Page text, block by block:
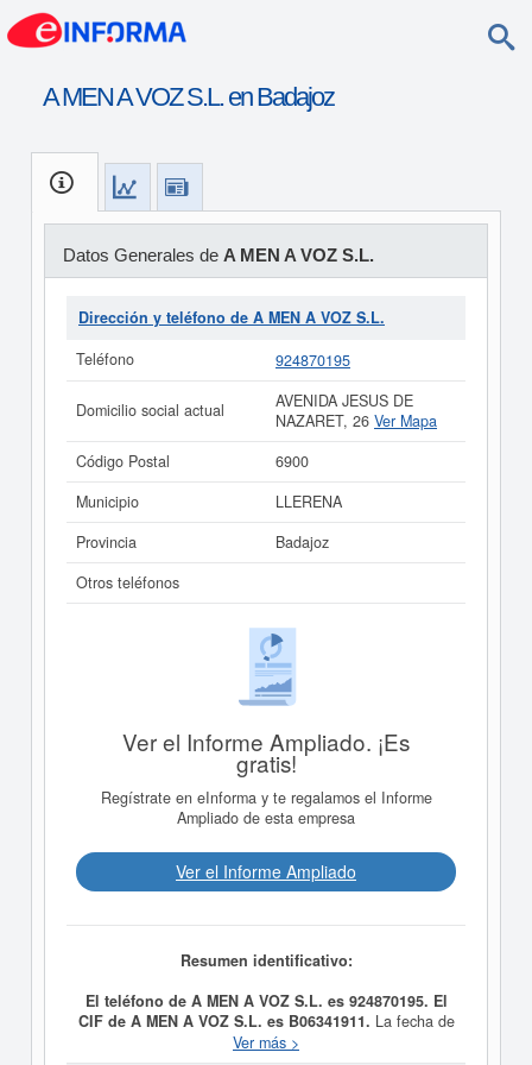
A MEN A VOZ S.L. en Badajoz
Datos Generales de A MEN A VOZ S.L.
Dirección y teléfono de A MEN A VOZ S.L.
Teléfono
924870195
Domicilio social actual
AVENIDA JESUS DE
NAZARET, 26 Ver Mapa
Código Postal
6900
Municipio
LLERENA
Provincia
Badajoz
Otros teléfonos
Ver el Informe Ampliado. ¡Es
gratis!
Regístrate en eInforma y te regalamos el Informe
Ampliado de esta empresa
Ver el Informe Ampliado
Resumen identificativo:
El teléfono de A MEN A VOZ S.L. es 924870195. El
CIF de A MEN A VOZ S.L. es B06341911. La fecha de
A MEN A VOZ S.L.fue el día 19/01/2001,
Ver más >